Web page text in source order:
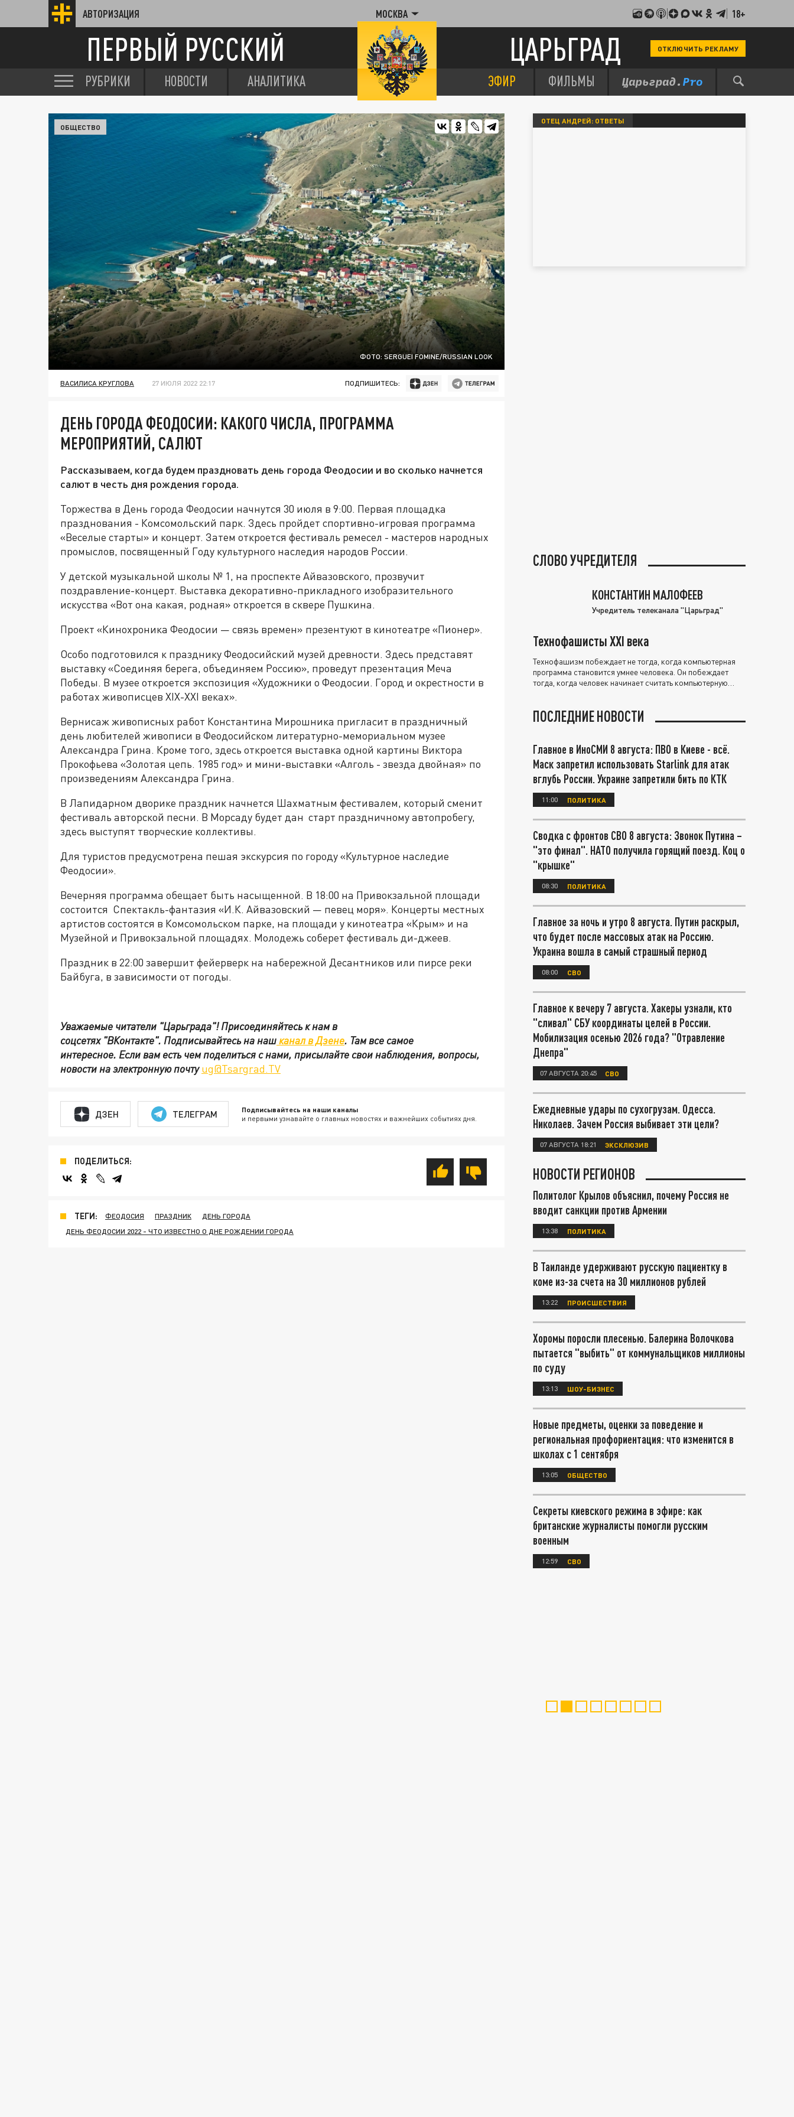
АВТОРИЗАЦИЯ МОСКВА 18+
ПЕРВЫЙ РУССКИЙ ЦАРЬГРАД ОТКЛЮЧИТЬ РЕКЛАМУ
РУБРИКИ НОВОСТИ АНАЛИТИКА ЭФИР ФИЛЬМЫ
ФОТО: SERGUEI FOMINE/RUSSIAN LOOK
ОБЩЕСТВО
ВАСИЛИСА КРУГЛОВА 27 ИЮЛЯ 2022 22:17 ПОДПИШИТЕСЬ:
ДЕНЬ ГОРОДА ФЕОДОСИИ: КАКОГО ЧИСЛА, ПРОГРАММА
МЕРОПРИЯТИЙ, САЛЮТ
Рассказываем, когда будем праздновать день города Феодосии и во сколько начнется
салют в честь дня рождения города.
Торжества в День города Феодосии начнутся 30 июля в 9:00. Первая площадка
празднования - Комсомольский парк. Здесь пройдет спортивно-игровая программа
«Веселые старты» и концерт. Затем откроется фестиваль ремесел - мастеров народных
промыслов, посвященный Году культурного наследия народов России.
У детской музыкальной школы № 1, на проспекте Айвазовского, прозвучит
поздравление-концерт. Выставка декоративно-прикладного изобразительного
искусства «Вот она какая, родная» откроется в сквере Пушкина.
Проект «Кинохроника Феодосии — связь времен» презентуют в кинотеатре «Пионер».
Особо подготовился к празднику Феодосийский музей древности. Здесь представят
выставку «Соединяя берега, объединяем Россию», проведут презентация Меча
Победы. В музее откроется экспозиция «Художники о Феодосии. Город и окрестности в
работах живописцев ХIХ-ХХI веках».
Вернисаж живописных работ Константина Мирошника пригласит в праздничный
день любителей живописи в Феодосийском литературно-мемориальном музее
Александра Грина. Кроме того, здесь откроется выставка одной картины Виктора
Прокофьева «Золотая цепь. 1985 год» и мини-выставки «Алголь - звезда двойная» по
произведениям Александра Грина.
В Лапидарном дворике праздник начнется Шахматным фестивалем, который сменит
фестиваль авторской песни. В Морсаду будет дан старт праздничному автопробегу,
здесь выступят творческие коллективы.
Для туристов предусмотрена пешая экскурсия по городу «Культурное наследие
Феодосии».
Вечерняя программа обещает быть насыщенной. В 18:00 на Привокзальной площади
состоится Спектакль-фантазия «И.К. Айвазовский — певец моря». Концерты местных
артистов состоятся в Комсомольском парке, на площади у кинотеатра «Крым» и на
Музейной и Привокзальной площадях. Молодежь соберет фестиваль ди-джеев.
Праздник в 22:00 завершит фейерверк на набережной Десантников или пирсе реки
Байбуга, в зависимости от погоды.
Уважаемые читатели "Царьграда"!Присоединяйтесь к нам в
соцсетях"ВКонтакте". Подписывайтесь на нашканал в Дзене. Там все самое
интересное. Если вам есть чем поделиться с нами, присылайте свои наблюдения, вопросы,
новости на электронную почтуug@Tsargrad.TV
ДЗЕН ТЕЛЕГРАМ Подписывайтесь на наши каналы
и первыми узнавайте о главных новостях и важнейших событиях дня.
ПОДЕЛИТЬСЯ:
ТЕГИ: ФЕОДОСИЯ ПРАЗДНИК
ДЕНЬ ГОРОДА
ДЕНЬ ФЕОДОСИИ 2022 - ЧТО ИЗВЕСТНО О ДНЕ РОЖДЕНИИ ГОРОДА
ОТЕЦ АНДРЕЙ: ОТВЕТЫ
СЛОВО УЧРЕДИТЕЛЯ
КОНСТАНТИН МАЛОФЕЕВ
Учредитель телеканала "Царьград"
Технофашисты XXI века
Технофашизм побеждает не тогда, когда компьютерная
программа становится умнее человека. Он побеждает
тогда, когда человек начинает считать компьютерную
ПОСЛЕДНИЕ НОВОСТИ
Главное в ИноСМИ 8 августа: ПВО в Киеве - всё.
Маск запретил использовать Starlink для атак
вглубь России. Украине запретили бить по КТК
11:00 ПОЛИТИКА
Сводка с фронтов СВО 8 августа: Звонок Путина –
"это финал". НАТО получила горящий поезд. Коц о
"крышке"
08:30 ПОЛИТИКА
Главное за ночь и утро 8 августа. Путин раскрыл,
что будет после массовых атак на Россию.
Украина вошла в самый страшный период
08:00 СВО
Главное к вечеру 7 августа. Хакеры узнали, кто
"сливал" СБУ координаты целей в России.
Мобилизация осенью 2026 года? "Отравление
Днепра"
07 АВГУСТА 20:45 СВО
Ежедневные удары по сухогрузам. Одесса.
Николаев. Зачем Россия выбивает эти цели?
07 АВГУСТА 18:21 ЭКСКЛЮЗИВ
НОВОСТИ РЕГИОНОВ
Политолог Крылов объяснил, почему Россия не
вводит санкции против Армении
13:38 ПОЛИТИКА
В Таиланде удерживают русскую пациентку в
коме из-за счета на 30 миллионов рублей
13:22 ПРОИСШЕСТВИЯ
Хоромы поросли плесенью. Балерина Волочкова
пытается "выбить" от коммунальщиков миллионы
по суду
13:13 ШОУ-БИЗНЕС
Новые предметы, оценки за поведение и
региональная профориентация: что изменится в
школах с 1 сентября
13:05 ОБЩЕСТВО
Секреты киевского режима в эфире: как
британские журналисты помогли русским
военным
12:59 СВО